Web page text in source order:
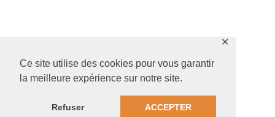
Ce site utilise des cookies pour vous garantir
la meilleure expérience sur notre site.
Refuser ACCEPTER
✕